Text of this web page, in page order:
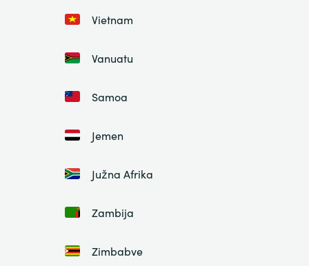
Vietnam
Vanuatu
Samoa
Jemen
Južna Afrika
Zambija
Zimbabve